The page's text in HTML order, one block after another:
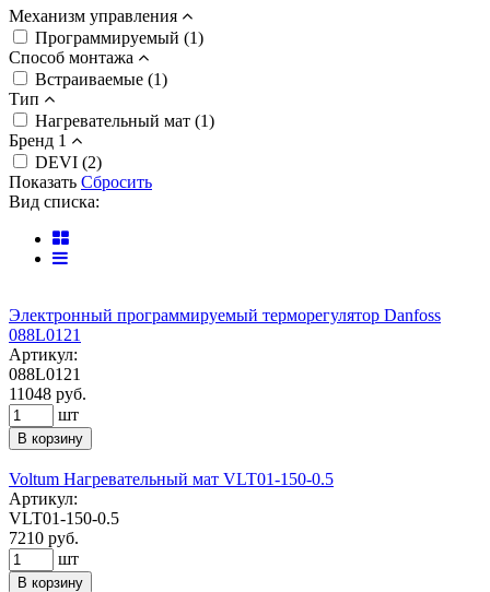
Механизм управления
Программируемый (1)
Способ монтажа
Встраиваемые (1)
Тип
Нагревательный мат (1)
Бренд 1
DEVI (2)
Показать Сбросить
Вид списка:
Электронный программируемый терморегулятор Danfoss
088L0121
Артикул:
088L0121
11048 руб.
шт
В корзину
Voltum Нагревательный мат VLT01-150-0.5
Артикул:
VLT01-150-0.5
7210 руб.
шт
В корзину